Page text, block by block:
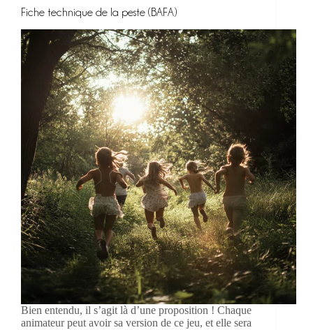
Fiche technique de la peste (BAFA)
Bien entendu, il s’agit là d’une proposition ! Chaque
animateur peut avoir sa version de ce jeu, et elle sera